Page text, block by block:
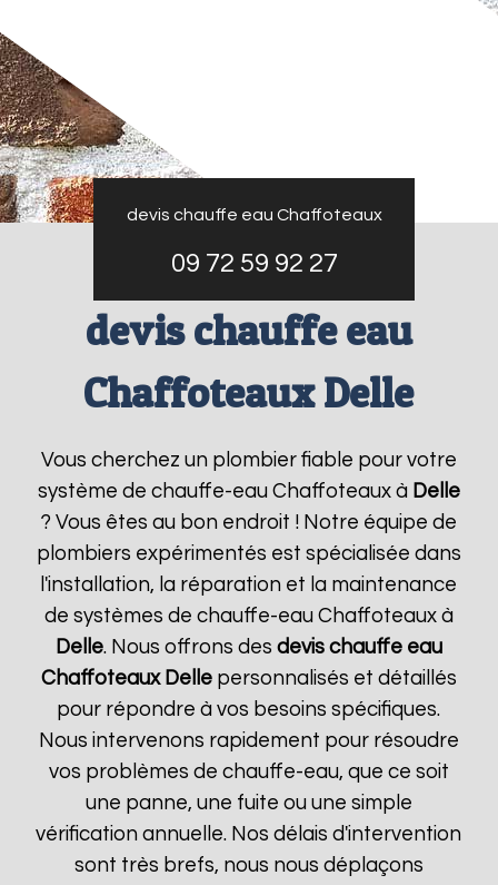
devis chauffe eau Chaffoteaux
09 72 59 92 27
devis chauffe eau
Chaffoteaux Delle
Vous cherchez un plombier fiable pour votre
système de chauffe-eau Chaffoteaux à Delle
? Vous êtes au bon endroit ! Notre équipe de
plombiers expérimentés est spécialisée dans
l'installation, la réparation et la maintenance
de systèmes de chauffe-eau Chaffoteaux à
Delle. Nous offrons des devis chauffe eau
Chaffoteaux Dellepersonnalisés et détaillés
pour répondre à vos besoins spécifiques.
Nous intervenons rapidement pour résoudre
vos problèmes de chauffe-eau, que ce soit
une panne, une fuite ou une simple
vérification annuelle. Nos délais d'intervention
sont très brefs, nous nous déplaçons